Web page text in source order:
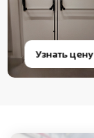
Узнать цену